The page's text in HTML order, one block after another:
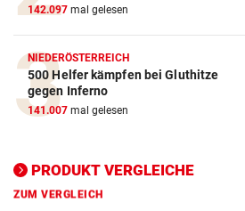
142.097 mal gelesen
NIEDERÖSTERREICH
500 Helfer kämpfen bei Gluthitze
gegen Inferno
141.007 mal gelesen
PRODUKT VERGLEICHE
E-Bike Vergleich
ZUM VERGLEICH
Elektro-Scooter Vergleich
ZUM VERGLEICH
ZUM VERGLEICH